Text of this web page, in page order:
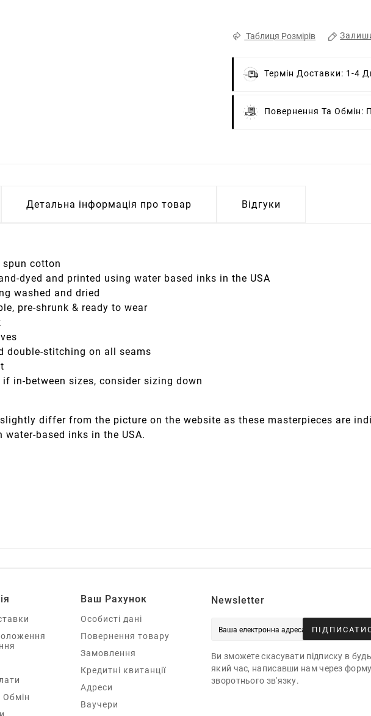
Таблиця Розмірів
Термін Доставки: 1-4
Повернення Та Обмін:
Детальна інформація про товар Відгуки
spun cotton
dyed and printed using water based inks in the USA
washed and dried
pre-shrunk & ready to wear
double-stitching on all seams
if in-between sizes, consider sizing down
differ from the picture on the website as these masterpieces are
water-based inks in the USA.
Обмін
Ваш Рахунок
Особисті дані
Повернення товару
Замовлення
Кредитні квитанції
Адреси
Ваучери
Newsletter
Ви зможете скасувати підписку в
який час, написавши нам через форму
зворотнього зв'язку.